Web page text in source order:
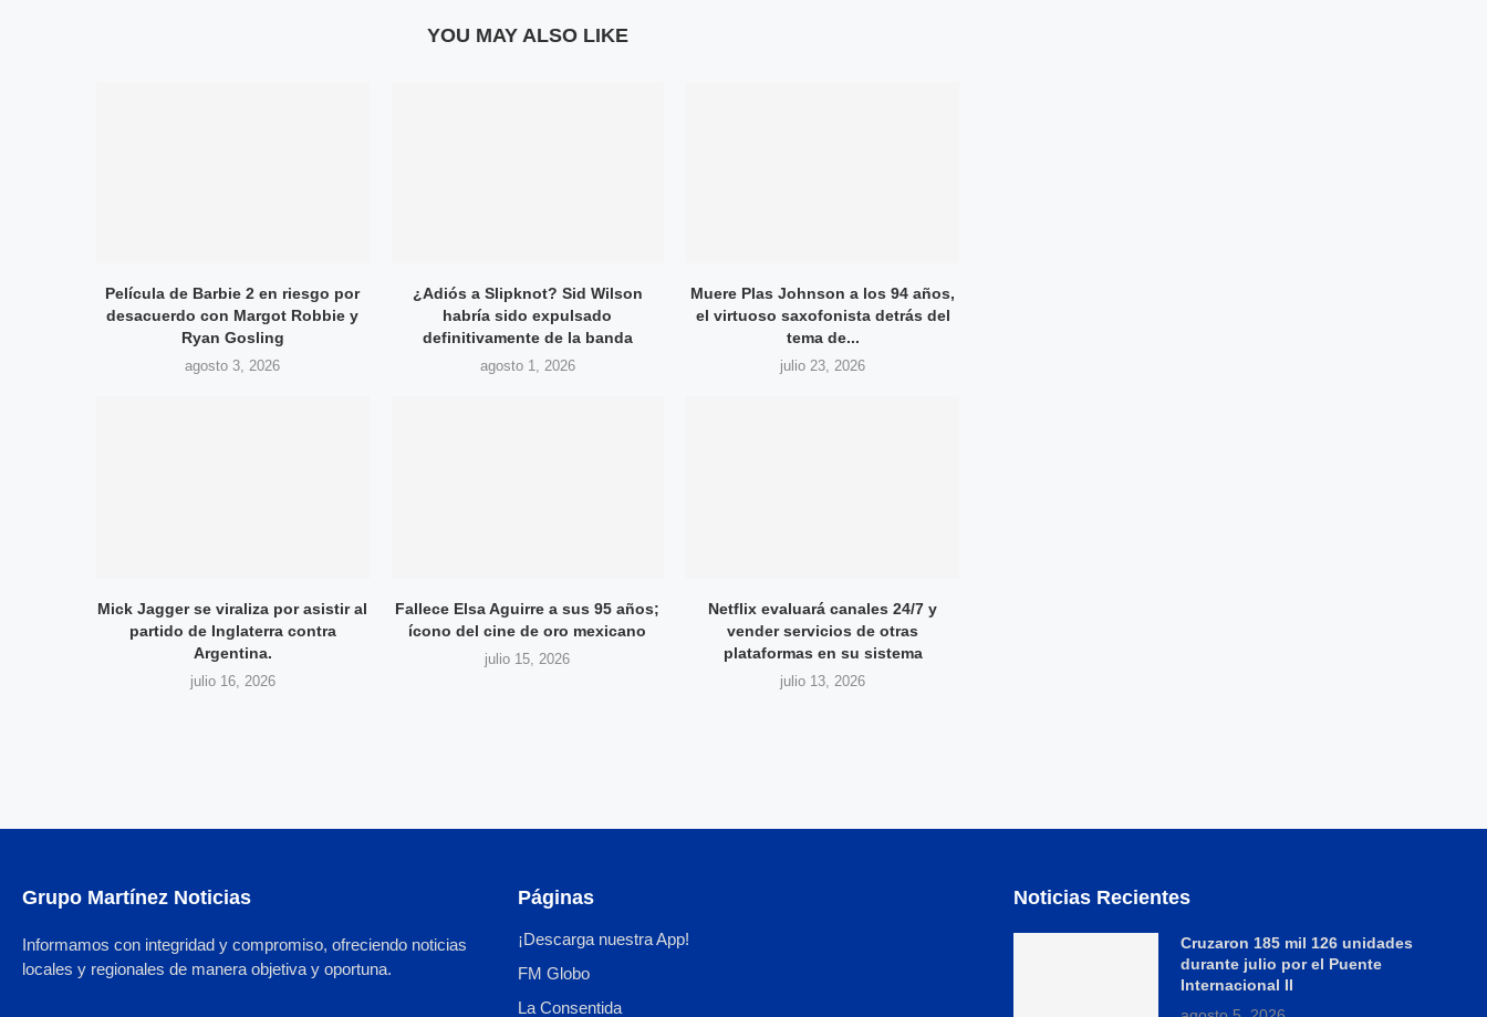
YOU MAY ALSO LIKE
Película de Barbie 2 en riesgo por
desacuerdo con Margot Robbie y
Ryan Gosling
agosto 3, 2026
¿Adiós a Slipknot? Sid Wilson
habría sido expulsado
definitivamente de la banda
agosto 1, 2026
Muere Plas Johnson a los 94 años,
el virtuoso saxofonista detrás del
tema de...
julio 23, 2026
Mick Jagger se viraliza por asistir al
partido de Inglaterra contra
Argentina.
julio 16, 2026
Fallece Elsa Aguirre a sus 95 años;
ícono del cine de oro mexicano
julio 15, 2026
Netflix evaluará canales 24/7 y
vender servicios de otras
plataformas en su sistema
julio 13, 2026
Grupo Martínez Noticias
Informamos con integridad y compromiso, ofreciendo noticias
locales y regionales de manera objetiva y oportuna.
Páginas
¡Descarga nuestra App!
FM Globo
La Consentida
Noticias Recientes
Cruzaron 185 mil 126 unidades
durante julio por el Puente
Internacional II